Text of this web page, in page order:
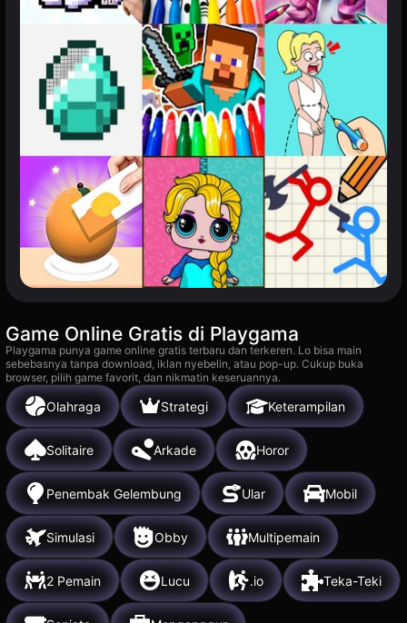
Game Online Gratis di Playgama
Playgama punya game online gratis terbaru dan terkeren. Lo bisa main
sebebasnya tanpa download, iklan nyebelin, atau pop-up. Cukup buka
browser, pilih game favorit, dan nikmatin keseruannya.
Olahraga Strategi Keterampilan
Solitaire Arkade Horor
Penembak Gelembung Ular Mobil
Simulasi Obby Multipemain
2 Pemain Lucu .io Teka-Teki